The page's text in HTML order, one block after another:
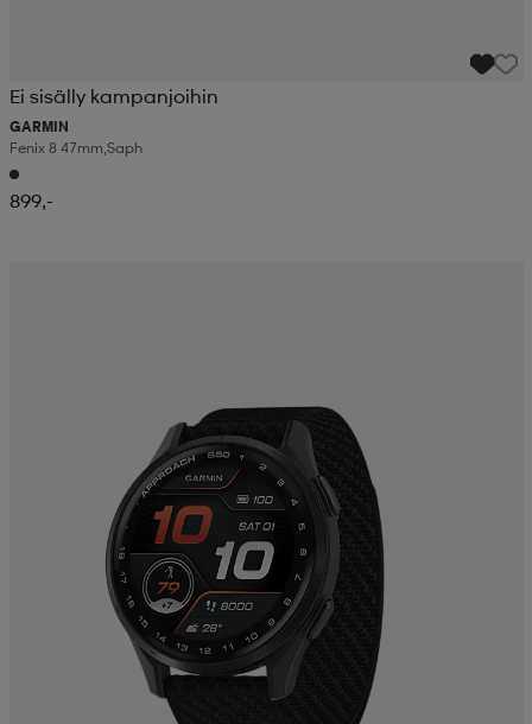
Ei sisälly kampanjoihin
GARMIN
Fenix 8 47mm,saph
899,-